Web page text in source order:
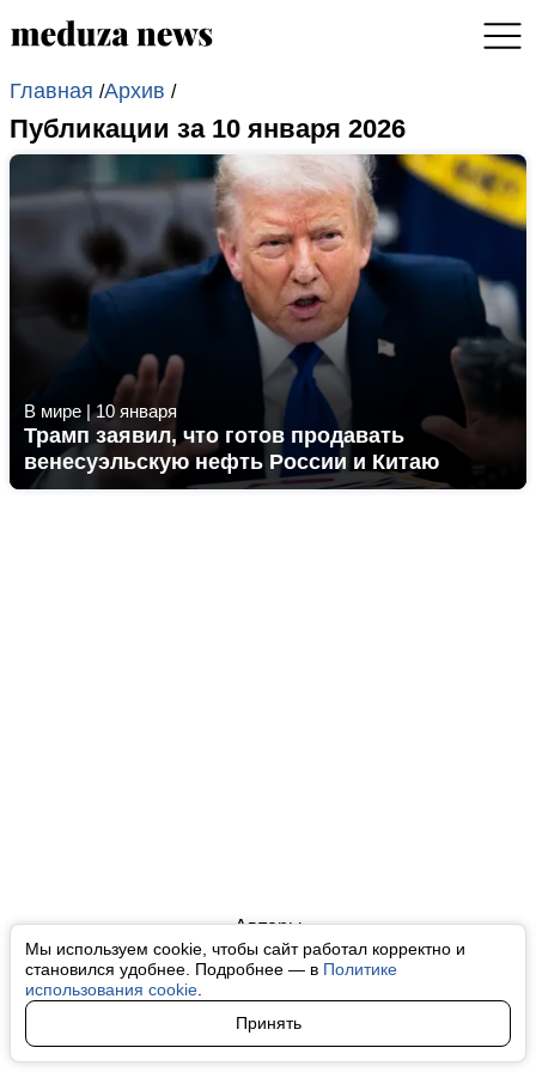
Мы используем cookie, чтобы сайт работал корректно и
становился удобнее. Подробнее — в Политике
использования cookie
Принять
Главная /Архив /
Публикации за 10 января 2026
В мире |10 января
Трамп заявил, что готов продавать
венесуэльскую нефть России и Китаю
Авторы
О нас
Архив
Условия использования cookie